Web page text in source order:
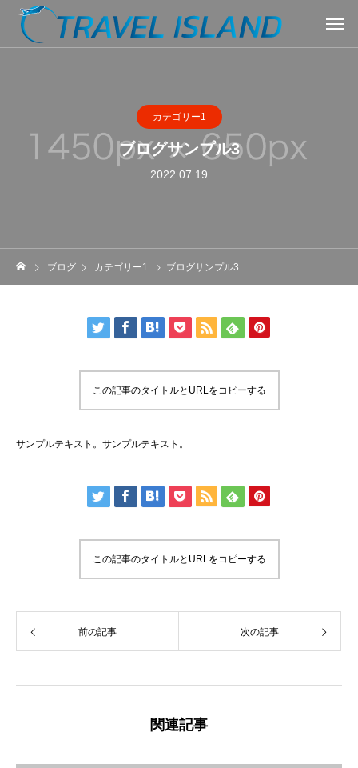
カテゴリー1
ブログサンプル3
2022.07.19
ブログ カテゴリー1 ブログサンプル3
この記事のタイトルとURLをコピーする
サンプルテキスト。サンプルテキスト。
この記事のタイトルとURLをコピーする
前の記事 次の記事
関連記事